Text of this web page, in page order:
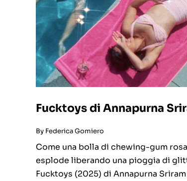
Fucktoys di Annapurna
By Federica Gomiero
Come una bolla di chewing-gum
esplode liberando una pioggia di
Fucktoys (2025) di Annapurna Sriram